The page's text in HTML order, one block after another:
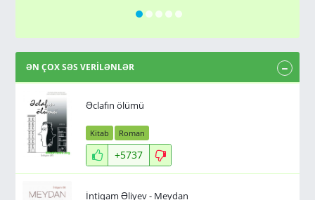
ƏN ÇOX SƏS VERİLƏNLƏR
Əclafın ölümü
Kitab Roman
+5737
İntiqam Əliyev - Meydan